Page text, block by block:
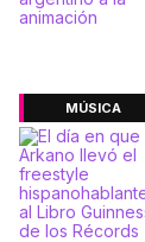
MÚSICA